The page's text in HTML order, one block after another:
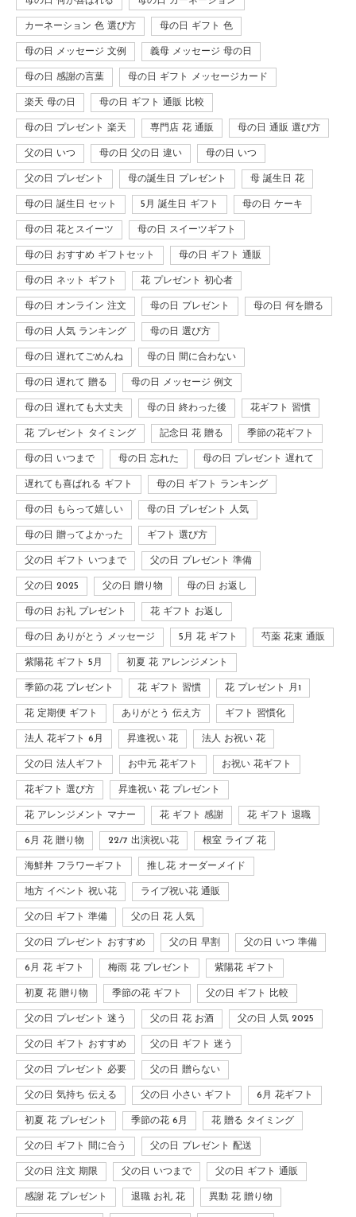
カーネーション 色 選び方 母の日 ギフト 色
母の日 メッセージ 文例 義母 メッセージ 母の日
母の日 感謝の言葉 母の日 ギフト メッセージカード
楽天 母の日 母の日 ギフト 通販 比較
母の日 プレゼント 楽天 専門店 花 通販 母の日 通販 選び方
父の日 いつ 母の日 父の日 違い 母の日 いつ
父の日 プレゼント 母の誕生日 プレゼント 母 誕生日 花
母の日 誕生日 セット 5月 誕生日 ギフト 母の日 ケーキ
母の日 花とスイーツ 母の日 スイーツギフト
母の日 おすすめ ギフトセット 母の日 ギフト 通販
母の日 ネット ギフト 花 プレゼント 初心者
母の日 オンライン 注文 母の日 プレゼント 母の日 何を贈る
母の日 人気 ランキング 母の日 選び方
母の日 遅れてごめんね 母の日 間に合わない
母の日 遅れて 贈る 母の日 メッセージ 例文
母の日 遅れても大丈夫 母の日 終わった後 花ギフト 習慣
花 プレゼント タイミング 記念日 花 贈る 季節の花ギフト
母の日 いつまで 母の日 忘れた 母の日 プレゼント 遅れて
遅れても喜ばれる ギフト 母の日 ギフト ランキング
母の日 もらって嬉しい 母の日 プレゼント 人気
母の日 贈ってよかった ギフト 選び方
父の日 ギフト いつまで 父の日 プレゼント 準備
父の日 2025 父の日 贈り物 母の日 お返し
母の日 お礼 プレゼント 花 ギフト お返し
母の日 ありがとう メッセージ 5月 花 ギフト 芍薬 花束 通販
紫陽花 ギフト 5月 初夏 花 アレンジメント
季節の花 プレゼント 花 ギフト 習慣 花 プレゼント 月1
花 定期便 ギフト ありがとう 伝え方 ギフト 習慣化
法人 花ギフト 6月 昇進祝い 花 法人 お祝い 花
父の日 法人ギフト お中元 花ギフト お祝い 花ギフト
花ギフト 選び方 昇進祝い 花 プレゼント
花 アレンジメント マナー 花 ギフト 感謝 花 ギフト 退職
6月 花 贈り物 22/7 出演祝い花 根室 ライブ 花
海鮮丼 フラワーギフト 推し花 オーダーメイド
地方 イベント 祝い花 ライブ祝い花 通販
父の日 ギフト 準備 父の日 花 人気
父の日 プレゼント おすすめ 父の日 早割 父の日 いつ 準備
6月 花 ギフト 梅雨 花 プレゼント 紫陽花 ギフト
初夏 花 贈り物 季節の花 ギフト 父の日 ギフト 比較
父の日 プレゼント 迷う 父の日 花 お酒 父の日 人気 2025
父の日 ギフト おすすめ 父の日 ギフト 迷う
父の日 プレゼント 必要 父の日 贈らない
父の日 気持ち 伝える 父の日 小さい ギフト 6月 花ギフト
初夏 花 プレゼント 季節の花 6月 花 贈る タイミング
父の日 ギフト 間に合う 父の日 プレゼント 配送
父の日 注文 期限 父の日 いつまで 父の日 ギフト 通販
感謝 花 プレゼント 退職 お礼 花 異動 花 贈り物